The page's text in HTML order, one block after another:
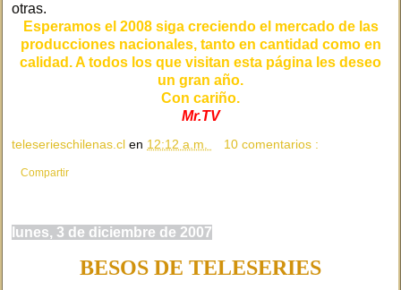
otras.
Esperamos el 2008 siga creciendo el mercado de las
producciones nacionales, tanto en cantidad como en
calidad. A todos los que visitan esta página les deseo
un gran año.
Con cariño.
Mr.TV
teleserieschilenas.cl en 12:12 a.m. 10 comentarios :
Compartir
lunes, 3 de diciembre de 2007
BESOS DE TELESERIES